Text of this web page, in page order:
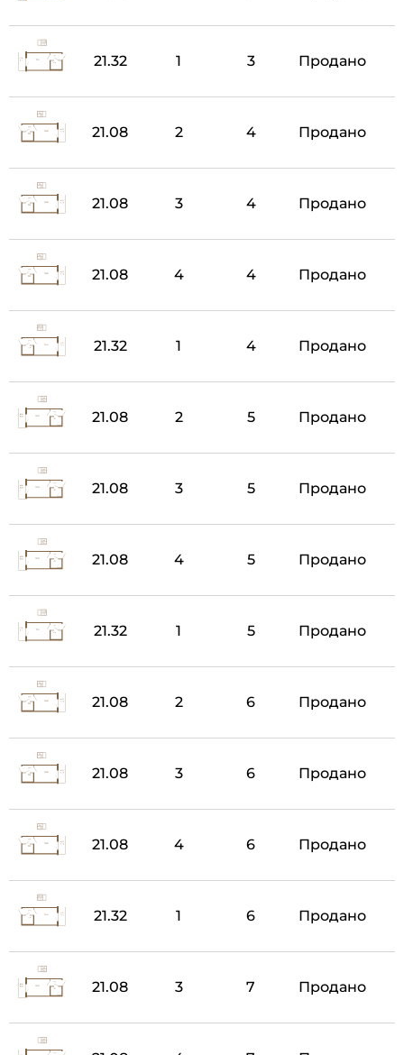
21.32 1 3 Продано
21.08 2 4 Продано
21.08 3 4 Продано
21.08 4 4 Продано
21.32 1 4 Продано
21.08 2 5 Продано
21.08 3 5 Продано
21.08 4 5 Продано
21.32 1 5 Продано
21.08 2 6 Продано
21.08 3 6 Продано
21.08 4 6 Продано
21.32 1 6 Продано
21.08 3 7 Продано